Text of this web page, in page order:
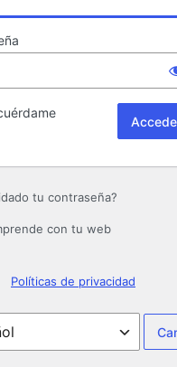
tu contraseña?
con tu web
Políticas de privacidad